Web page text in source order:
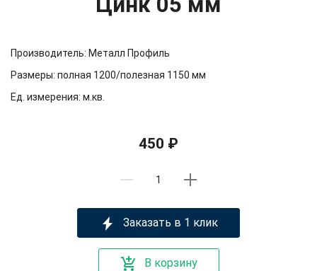
Производитель: Металл Профиль
Размеры: полная 1200/полезная 1150 мм
Ед. измерения: м.кв.
450 ₽
Заказать в 1 клик
В корзину